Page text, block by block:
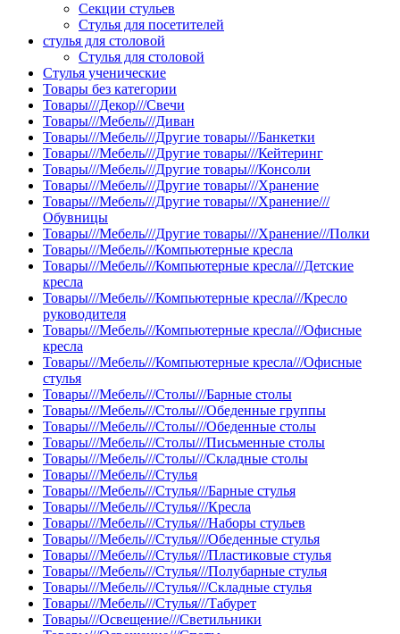
Секции стульев
Стулья для посетителей
стулья для столовой
Стулья для столовой
Стулья ученические
Товары без категории
Товары///Декор///Свечи
Товары///Мебель///Диван
Товары///Мебель///Другие товары///Банкетки
Товары///Мебель///Другие товары///Кейтеринг
Товары///Мебель///Другие товары///Консоли
Товары///Мебель///Другие товары///Хранение
Товары///Мебель///Другие товары///Хранение///
Обувницы
Товары///Мебель///Другие товары///Хранение///Полки
Товары///Мебель///Компьютерные кресла
Товары///Мебель///Компьютерные кресла///Детские
кресла
Товары///Мебель///Компьютерные кресла///Кресло
руководителя
Товары///Мебель///Компьютерные кресла///Офисные
кресла
Товары///Мебель///Компьютерные кресла///Офисные
стулья
Товары///Мебель///Столы///Барные столы
Товары///Мебель///Столы///Обеденные группы
Товары///Мебель///Столы///Обеденные столы
Товары///Мебель///Столы///Письменные столы
Товары///Мебель///Столы///Складные столы
Товары///Мебель///Стулья
Товары///Мебель///Стулья///Барные стулья
Товары///Мебель///Стулья///Кресла
Товары///Мебель///Стулья///Наборы стульев
Товары///Мебель///Стулья///Обеденные стулья
Товары///Мебель///Стулья///Пластиковые стулья
Товары///Мебель///Стулья///Полубарные стулья
Товары///Мебель///Стулья///Складные стулья
Товары///Мебель///Стулья///Табурет
Товары///Освещение///Светильники